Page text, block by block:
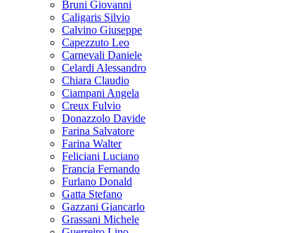
Bruni Giovanni
Caligaris Silvio
Calvino Giuseppe
Capezzuto Leo
Carnevali Daniele
Celardi Alessandro
Chiara Claudio
Ciampani Angela
Creux Fulvio
Donazzolo Davide
Farina Salvatore
Farina Walter
Feliciani Luciano
Francia Fernando
Furlano Donald
Gatta Stefano
Gazzani Giancarlo
Grassani Michele